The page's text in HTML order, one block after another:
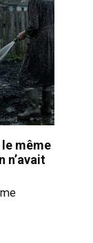
même
n’avait